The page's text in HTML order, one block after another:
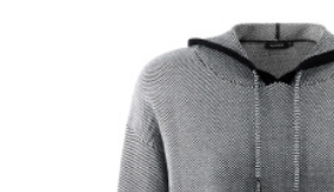
ンとシングルスピ
の先优。